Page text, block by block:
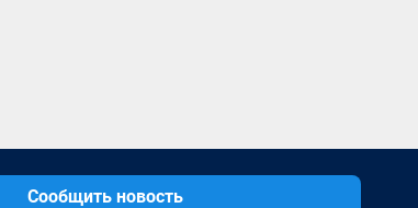
Сообщить новость